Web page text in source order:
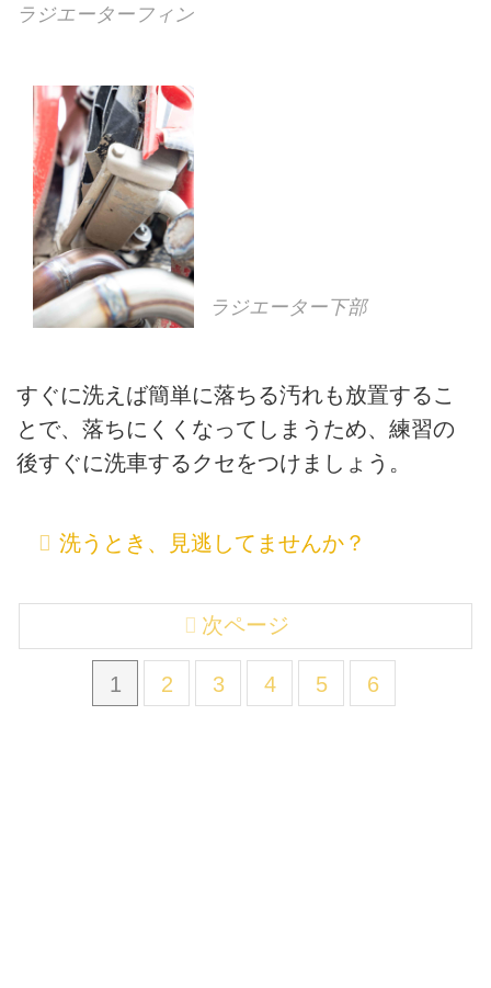
ラジエーターフィン
ラジエーター下部
すぐに洗えば簡単に落ちる汚れも放置するこ
とで、落ちにくくなってしまうため、練習の
後すぐに洗車するクセをつけましょう。
洗うとき、見逃してませんか？
1 2 3 4 5 6
次ページ